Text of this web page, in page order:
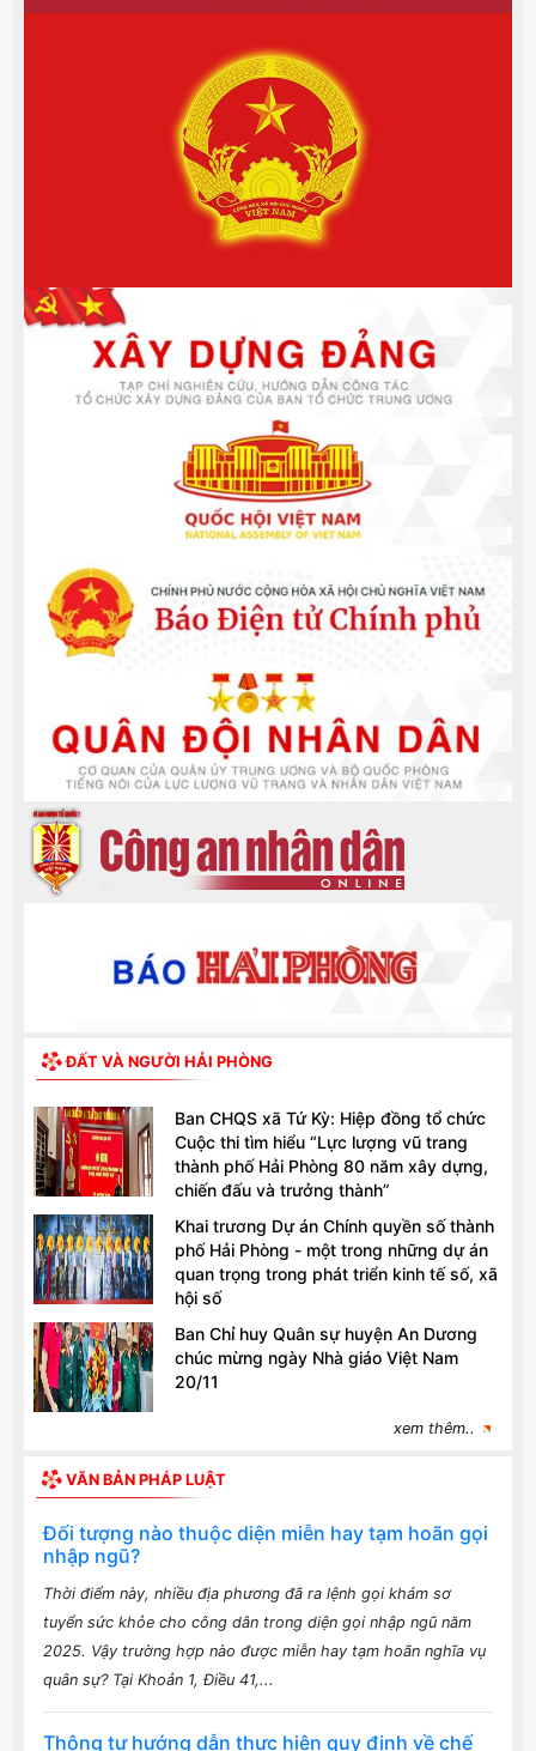
ĐẤT VÀ NGƯỜI HẢI PHÒNG
Ban CHQS xã Tứ Kỳ: Hiệp đồng tổ chức
Cuộc thi tìm hiểu “Lực lượng vũ trang
thành phố Hải Phòng 80 năm xây dựng,
chiến đấu và trưởng thành”
Khai trương Dự án Chính quyền số thành
phố Hải Phòng - một trong những dự án
quan trọng trong phát triển kinh tế số, xã
hội số
Ban Chỉ huy Quân sự huyện An Dương
chúc mừng ngày Nhà giáo Việt Nam
20/11
xem thêm..
VĂN BẢN PHÁP LUẬT
Đối tượng nào thuộc diện miễn hay tạm hoãn gọi
nhập ngũ?
Thời điểm này, nhiều địa phương đã ra lệnh gọi khám sơ
tuyển sức khỏe cho công dân trong diện gọi nhập ngũ năm
2025. Vậy trường hợp nào được miễn hay tạm hoãn nghĩa vụ
quân sự? Tại Khoản 1, Điều 41,...
Thông tư hướng dẫn thực hiện quy định về chế